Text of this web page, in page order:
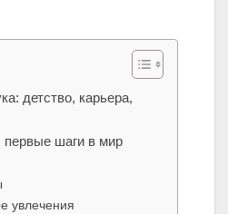
детство, карьера,
первые шаги в мир
увлечения